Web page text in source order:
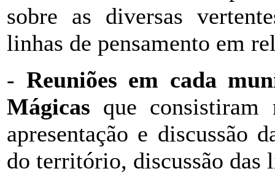
sobre as diversas
linhas de pensamento em
- Reuniões em cada
Mágicas que consistiram
apresentação e discussão
do território, discussão das